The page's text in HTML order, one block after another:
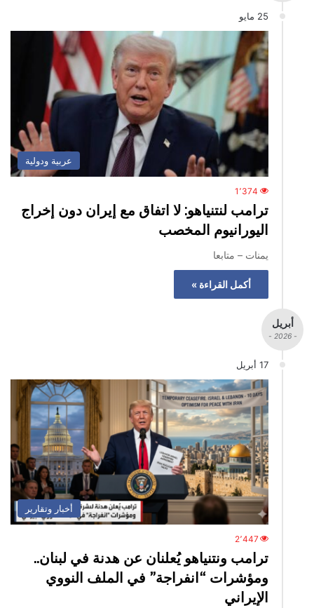
25 مايو
عربية ودولية
1٬374
ترامب لنتنياهو: لا اتفاق مع إيران دون إخراج
اليورانيوم المخصب
يمنات – متابعا
أكمل القراءة »
أبريل
- 2026 -
17 أبريل
أخبار وتقارير
2٬447
​ترامب ونتنياهو يُعلنان عن هدنة في لبنان..
ومؤشرات “انفراجة” في الملف النووي
الإيراني